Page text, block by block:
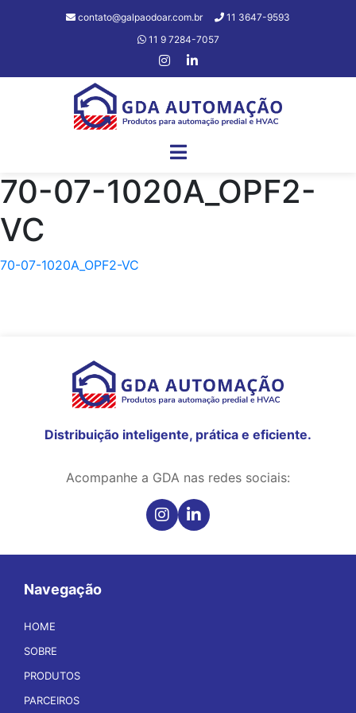
contato@galpaodoar.com.br
11 3647-9593
11 9 7284-7057
70-07-1020A_OPF2-
VC
70-07-1020A_OPF2-VC
Distribuição inteligente, prática e eficiente.
Acompanhe a GDA nas redes sociais:
Navegação
HOME
SOBRE
PRODUTOS
PARCEIROS